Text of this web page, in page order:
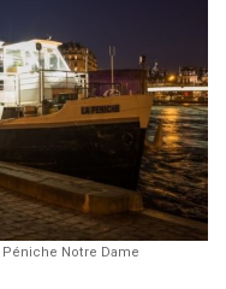
Péniche Notre Dame